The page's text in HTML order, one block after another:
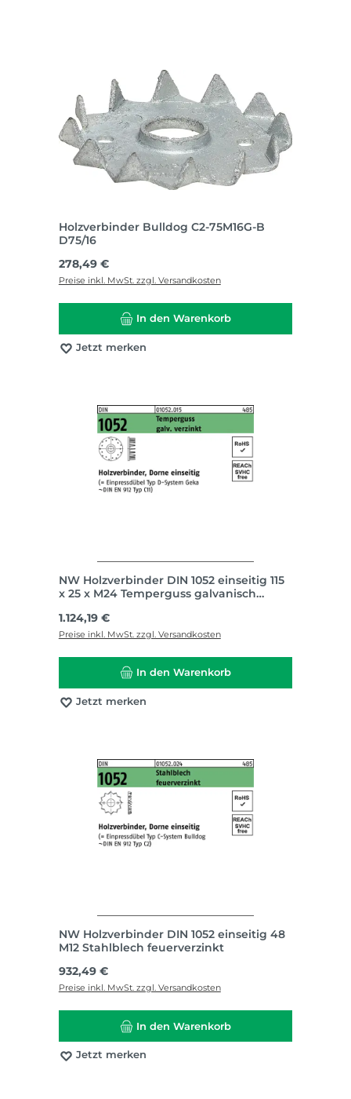
Holzverbinder Bulldog C2-75M16G-B
D75/16
Regulärer Preis:
278,49 €
Preise inkl. MwSt. zzgl. Versandkosten
In den Warenkorb
Jetzt merken
NW Holzverbinder DIN 1052 einseitig 115
x 25 x M24 Temperguss galvanisch
Regulärer Preis:
1.124,19 €
Preise inkl. MwSt. zzgl. Versandkosten
In den Warenkorb
Jetzt merken
NW Holzverbinder DIN 1052 einseitig 48
M12 Stahlblech feuerverzinkt
Regulärer Preis:
932,49 €
Preise inkl. MwSt. zzgl. Versandkosten
In den Warenkorb
Jetzt merken